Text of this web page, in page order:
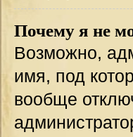
Почему я не
Возможно,
имя, под
вообще